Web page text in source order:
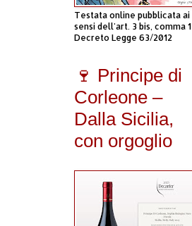
Testata online pubblicata ai
sensi dell'art. 3 bis, comma 1
Decreto Legge 63/2012
🍷 Principe di
Corleone –
Dalla Sicilia,
con orgoglio